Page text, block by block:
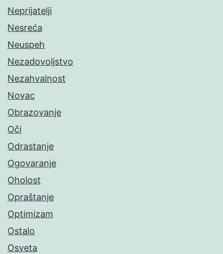
Neprijatelji
Nesreća
Neuspeh
Nezadovoljstvo
Nezahvalnost
Novac
Obrazovanje
Oči
Odrastanje
Ogovaranje
Oholost
Opraštanje
Optimizam
Ostalo
Osveta